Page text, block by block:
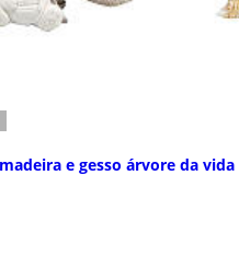
e gesso árvore da vida